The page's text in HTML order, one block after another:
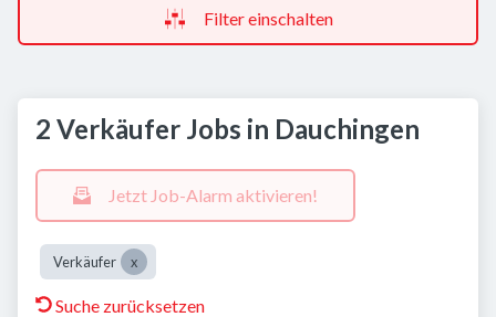
Filter einschalten
2 Verkäufer Jobs in Dauchingen
Jetzt Job-Alarm aktivieren!
Verkäufer
Suche zurücksetzen